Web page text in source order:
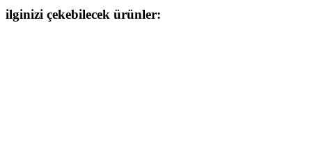
ilginizi çekebilecek ürünler: